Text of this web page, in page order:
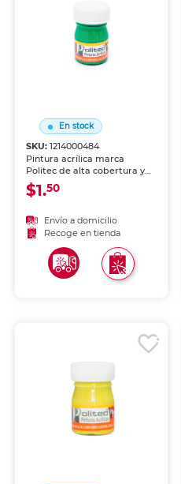
En stock
SKU:1214000484
Pintura acrílica marca
Politec de alta cobertura y
secado rápido. Colores
intensos para lienzo,
manualidades. Resistente al
agua una vez seca.
$1.50
Envío a domicilio
Recoge en tienda